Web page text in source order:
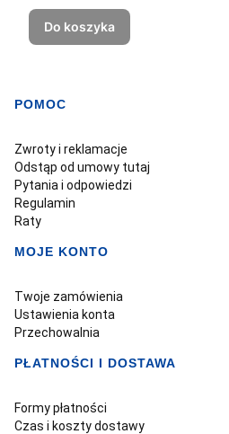
Do koszyka
Linki w stopce
POMOC
Zwroty i reklamacje
Odstąp od umowy tutaj
Pytania i odpowiedzi
Regulamin
Raty
MOJE KONTO
Twoje zamówienia
Ustawienia konta
Przechowalnia
PŁATNOŚCI I DOSTAWA
Formy płatności
Czas i koszty dostawy